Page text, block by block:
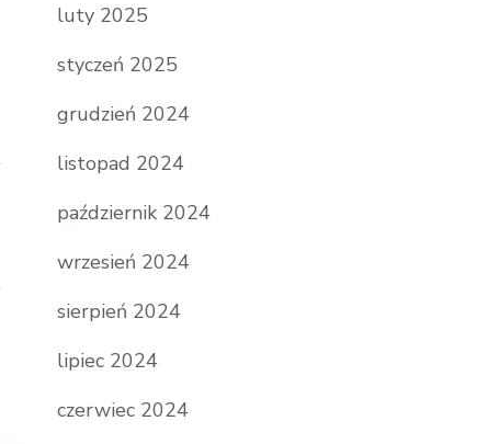
luty 2025
styczeń 2025
grudzień 2024
listopad 2024
październik 2024
wrzesień 2024
sierpień 2024
lipiec 2024
czerwiec 2024